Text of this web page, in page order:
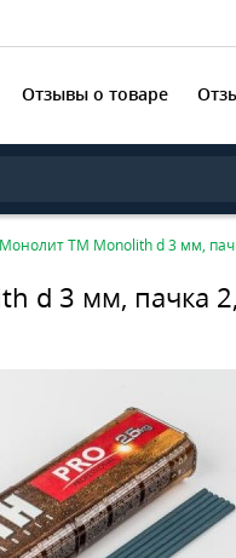
Отзывы о товаре
TM Monolith d 3 мм,
d 3 мм, пачка